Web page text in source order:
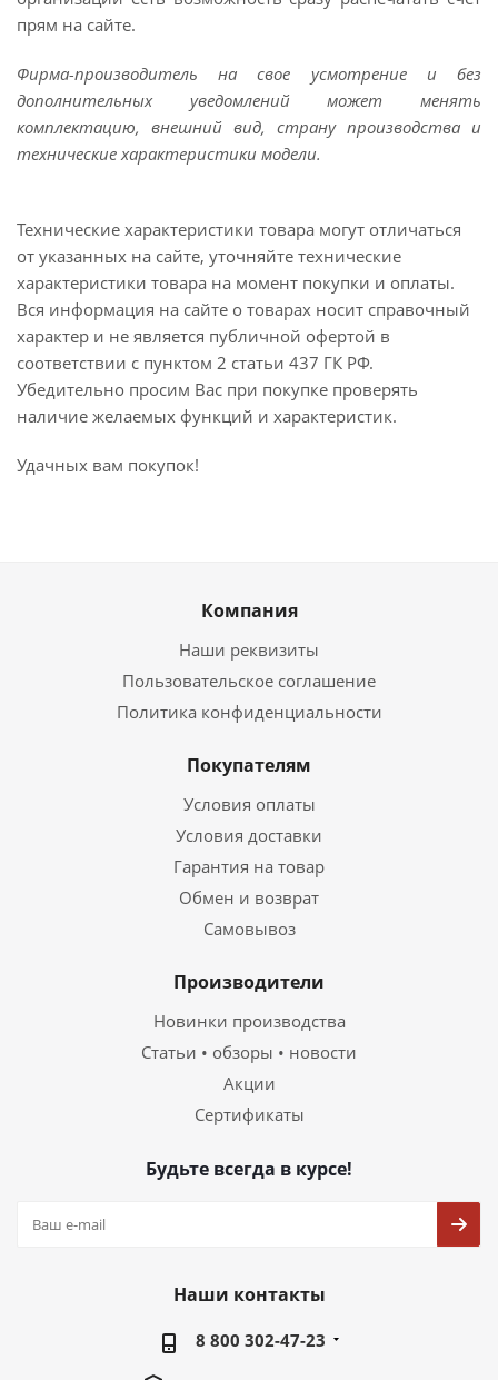
прям на сайте.
Фирма-производитель на свое усмотрение и без
дополнительных уведомлений может менять
комплектацию, внешний вид, страну производства и
технические характеристики модели.
Технические характеристики товара могут отличаться
от указанных на сайте, уточняйте технические
характеристики товара на момент покупки и оплаты.
Вся информация на сайте о товарах носит справочный
характер и не является публичной офертой в
соответствии с пунктом 2 статьи 437 ГК РФ.
Убедительно просим Вас при покупке проверять
наличие желаемых функций и характеристик.
Удачных вам покупок!
Компания
Наши реквизиты
Пользовательское соглашение
Политика конфиденциальности
Покупателям
Условия оплаты
Условия доставки
Гарантия на товар
Обмен и возврат
Самовывоз
Производители
Новинки производства
Статьи • обзоры • новости
Акции
Сертификаты
Будьте всегда в курсе!
Наши контакты
8 800 302-47-23